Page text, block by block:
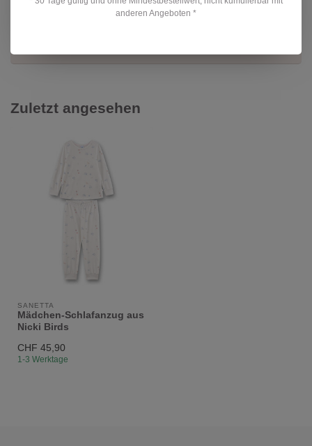
Hast du Fragen zu diesem Produkt?
Zuletzt angesehen
SANETTA
Mädchen-Schlafanzug aus
Nicki Birds
CHF 45,90
1-3 Werktage
anderen Angeboten *